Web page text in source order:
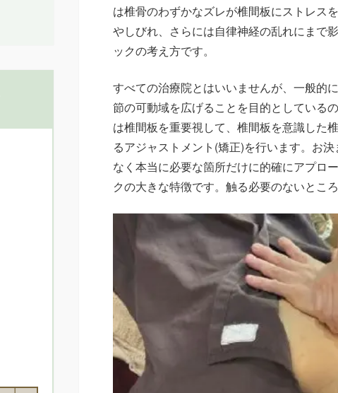
は椎骨のわずかなズレが椎間板にストレス
やしびれ、さらには自律神経の乱れにまで
ックの考え方です。
すべての治療院とはいいませんが、一般的
節の可動域を広げることを目的としている
は椎間板を重要視して、椎間板を意識した
るアジャストメント(矯正)を行います。お
なく本当に必要な箇所だけに的確にアプロ
クの大きな特徴です。触る必要のないところ